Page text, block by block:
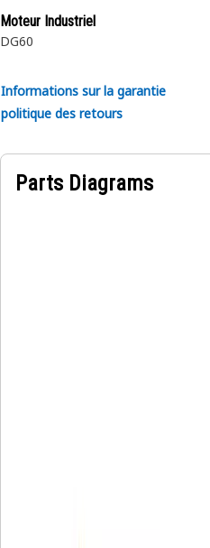
renforcement simple en câble
résistance à la tension. Le
Caoutchouc.
Moteur Industriel
DG60
Informations sur la garantie
politique des retours
Parts Diagrams